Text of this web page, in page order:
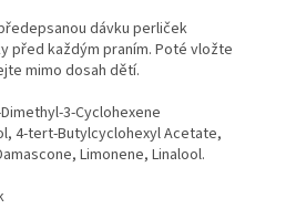
dávku perliček
před každým praním. Poté vložte
mimo dosah dětí.
3-Cyclohexene
4-tert-Butylcyclohexyl Acetate,
Limonene, Linalool.